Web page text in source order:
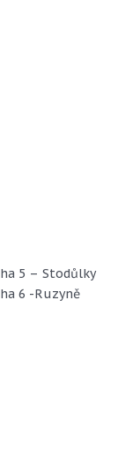
5 – Stodůlky
6 -Ruzyně